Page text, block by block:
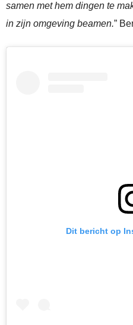
samen met hem dingen te
in zijn omgeving beamen.”
Dit bericht op